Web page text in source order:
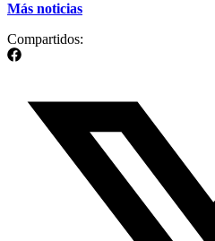
Más noticias
Compartidos: